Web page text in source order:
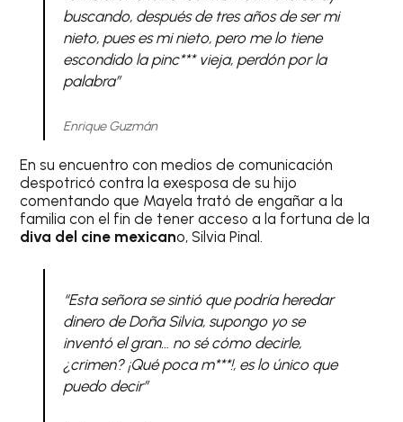
buscando, después de tres años de ser mi
nieto, pues es mi nieto, pero me lo tiene
escondido la pinc*** vieja, perdón por la
palabra”
Enrique Guzmán
En su encuentro con medios de comunicación
despotricó contra la exesposa de su hijo
comentando que Mayela trató de engañar a la
familia con el fin de tener acceso a la fortuna de la
diva del cine mexicano, Silvia Pinal.
“Esta señora se sintió que podría heredar
dinero de Doña Silvia, supongo yo se
inventó el gran… no sé cómo decirle,
¿crimen? ¡Qué poca m***!, es lo único que
puedo decir”